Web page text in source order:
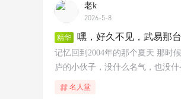
老k
2026-5-8
精华 嘿，好久不见，武易那
记忆回到2004年的那个夏天 那时
庐的小伙子，没什么名气，也没
名人堂